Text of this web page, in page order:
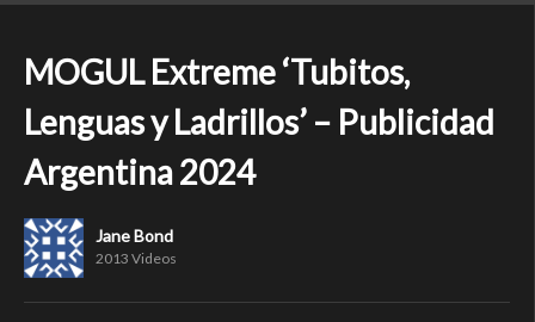
MOGUL Extreme ‘Tubitos,
Lenguas y Ladrillos’ – Publicidad
Argentina 2024
Jane Bond
2013 Videos